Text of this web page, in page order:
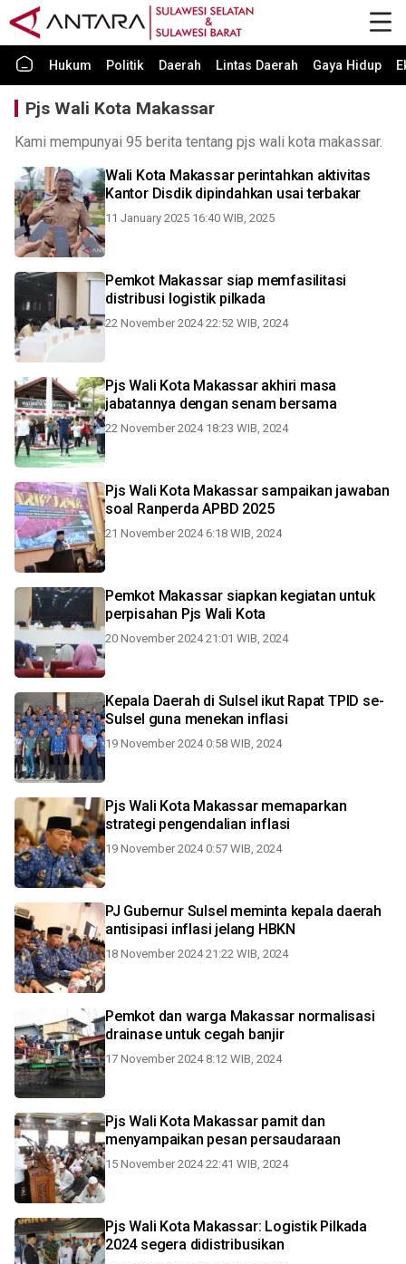
Hukum Politik Daerah Lintas Daerah Gaya Hidup
Pjs Wali Kota Makassar
Kami mempunyai 95 berita tentang pjs wali kota makassar.
Wali Kota Makassar perintahkan aktivitas
Kantor Disdik dipindahkan usai terbakar
11 January 2025 16:40 WIB, 2025
Pemkot Makassar siap memfasilitasi
distribusi logistik pilkada
22 November 2024 22:52 WIB, 2024
Pjs Wali Kota Makassar akhiri masa
jabatannya dengan senam bersama
22 November 2024 18:23 WIB, 2024
Pjs Wali Kota Makassar sampaikan jawaban
soal Ranperda APBD 2025
21 November 2024 6:18 WIB, 2024
Pemkot Makassar siapkan kegiatan untuk
perpisahan Pjs Wali Kota
20 November 2024 21:01 WIB, 2024
Kepala Daerah di Sulsel ikut Rapat TPID se-
Sulsel guna menekan inflasi
19 November 2024 0:58 WIB, 2024
Pjs Wali Kota Makassar memaparkan
strategi pengendalian inflasi
19 November 2024 0:57 WIB, 2024
PJ Gubernur Sulsel meminta kepala daerah
antisipasi inflasi jelang HBKN
18 November 2024 21:22 WIB, 2024
Pemkot dan warga Makassar normalisasi
drainase untuk cegah banjir
17 November 2024 8:12 WIB, 2024
Pjs Wali Kota Makassar pamit dan
menyampaikan pesan persaudaraan
15 November 2024 22:41 WIB, 2024
Pjs Wali Kota Makassar: Logistik Pilkada
2024 segera didistribusikan